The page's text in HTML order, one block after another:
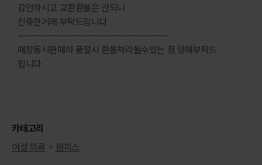
감안하시고 교환환불은 안되니
신중한거래 부탁드립니다
ㅡㅡㅡㅡㅡㅡㅡㅡㅡㅡㅡㅡㅡㅡㅡㅡㅡㅡㅡ
매장동시판매라 품절시 환불처리될수있는 점 양해부탁드
립니다
카테고리
여성 의류
원피스